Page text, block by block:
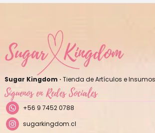
Sugar Kingdom · Tienda de Artículos e
Síguenos en Redes Sociales
+56 9 7452 0788
sugarkingdom.cl